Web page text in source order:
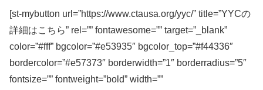
[st-mybutton url=”https://www.ctausa.org/yyc/” title=”YYCの
詳細はこちら” rel=”” fontawesome=”” target=”_blank”
color=”#fff” bgcolor=”#e53935″ bgcolor_top=”#f44336″
bordercolor=”#e57373″ borderwidth=”1″ borderradius=”5″
fontsize=”” fontweight=”bold” width=””